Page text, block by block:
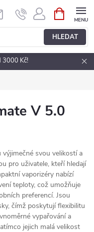
HLEDAT
NÁKUPNÍ
KOŠÍK
Kč!
V 5.0
výjimečné svou velikostí a
pro uživatele, kteří hledají
vaporizéry nabízí
teploty, což umožňuje
preferencí. Jsou
čímž poskytují flexibilitu
vypařování a
jejich malá velikost